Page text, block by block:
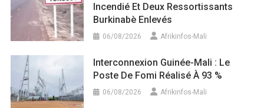
Incendié Et Deux Ressortissants
Burkinabè Enlevés
06/08/2026 Afrikinfos-Mali
Interconnexion Guinée-Mali : Le
Poste De Fomi Réalisé À 93 %
06/08/2026 Afrikinfos-Mali